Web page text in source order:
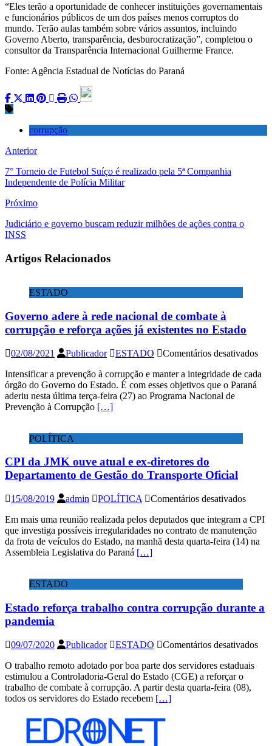
“Eles terão a oportunidade de conhecer instituições governamentais
e funcionários públicos de um dos países menos corruptos do
mundo. Terão aulas também sobre vários assuntos, incluindo
Governo Aberto, transparência, desburocratização”, completou o
consultor da Transparência Internacional Guilherme France.
Fonte: Agência Estadual de Notícias do Paraná
corrupção
Anterior
7° Torneio de Futebol Suíço é realizado pela 5ª Companhia
Independente de Polícia Militar
Próximo
Judiciário e governo buscam reduzir milhões de ações contra o
INSS
Artigos Relacionados
ESTADO
Governo adere à rede nacional de combate à
corrupção e reforça ações já existentes no Estado
02/08/2021 Publicador ESTADO Comentários desativadosem
no
Intensificar a prevenção à corrupção e manter a integridade de cada
órgão do Governo do Estado. É com esses objetivos que o Paraná
aderiu nesta última terça-feira (27) ao Programa Nacional de
Prevenção à Corrupção […]
POLÍTICA
CPI da JMK ouve atual e ex-diretores do
Departamento de Gestão do Transporte Oficial
15/08/2019 admin POLÍTICA Comentários desativadosem
da
JMK
ouve
do
Oficial
Em mais uma reunião realizada pelos deputados que integram a CPI
que investiga possíveis irregularidades no contrato de manutenção
da frota de veículos do Estado, na manhã desta quarta-feira (14) na
Assembleia Legislativa do Paraná […]
ESTADO
Estado reforça trabalho contra corrupção durante a
pandemia
09/07/2020 Publicador ESTADO Comentários desativadosem
O trabalho remoto adotado por boa parte dos servidores estaduais
estimulou a Controladoria-Geral do Estado (CGE) a reforçar o
trabalho de combate à corrupção. A partir desta quarta-feira (08),
todos os servidores do Estado recebem […]